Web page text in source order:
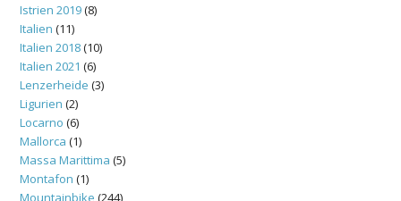
Istrien 2019(8)
Italien (11)
Italien 2018(10)
Italien 2021 (6)
Lenzerheide (3)
Ligurien (2)
Locarno (6)
Mallorca (1)
Massa Marittima (5)
Montafon (1)
Mountainbike (244)